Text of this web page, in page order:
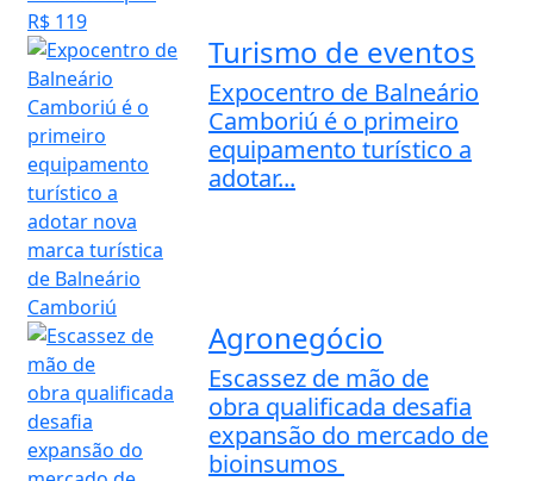
Turismo de eventos
Expocentro de Balneário
Camboriú é o primeiro
equipamento turístico a
adotar...
Agronegócio
Escassez de mão de
obra qualificada desafia
expansão do mercado de
bioinsumos